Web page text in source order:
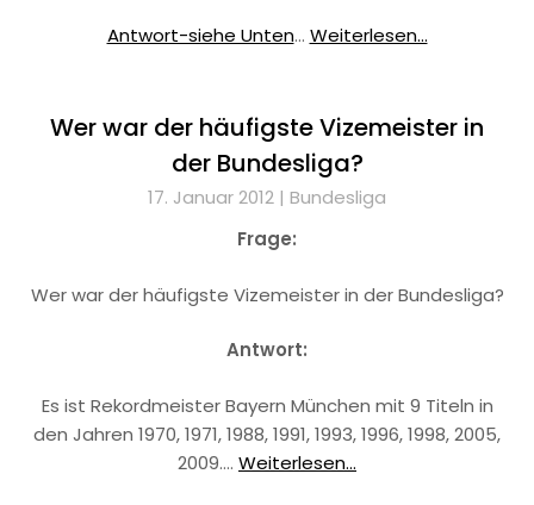
Antwort-siehe Unten… Weiterlesen...
Wer war der häufigste Vizemeister in
der Bundesliga?
17. Januar 2012 | Bundesliga
Frage:
Wer war der häufigste Vizemeister in der Bundesliga?
Antwort:
Es ist Rekordmeister Bayern München mit 9 Titeln in
den Jahren 1970, 1971, 1988, 1991, 1993, 1996, 1998, 2005,
2009.… Weiterlesen...